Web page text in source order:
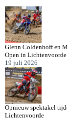
Glenn Coldenhoff en
Open in Lichtenvoorde
19 juli 2026
Opnieuw spektakel
Lichtenvoorde